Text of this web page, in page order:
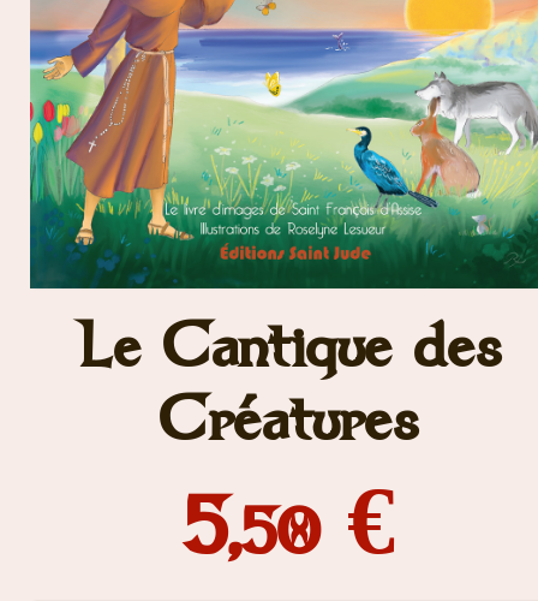
Le Cantique des
Créatures
5,50€